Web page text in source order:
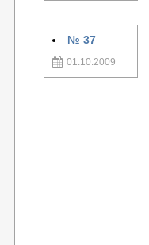
№ 37
01.10.2009